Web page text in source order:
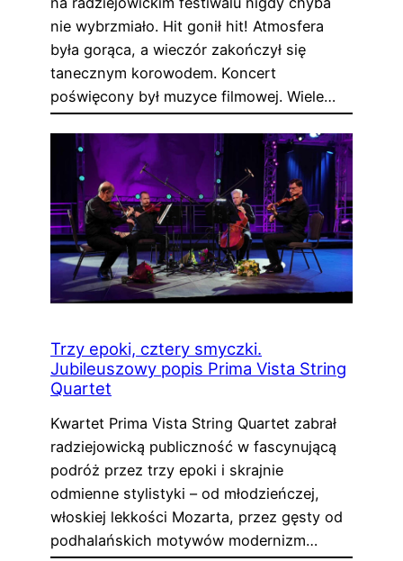
nie wybrzmiało. Hit gonił hit! Atmosfera
była gorąca, a wieczór zakończył się
tanecznym korowodem. Koncert
poświęcony był muzyce filmowej. Wiele…
Trzy epoki, cztery smyczki.
Jubileuszowy popis Prima Vista String
Quartet
Kwartet Prima Vista String Quartet zabrał
radziejowicką publiczność w fascynującą
podróż przez trzy epoki i skrajnie
odmienne stylistyki – od młodzieńczej,
włoskiej lekkości Mozarta, przez gęsty od
podhalańskich motywów modernizm…